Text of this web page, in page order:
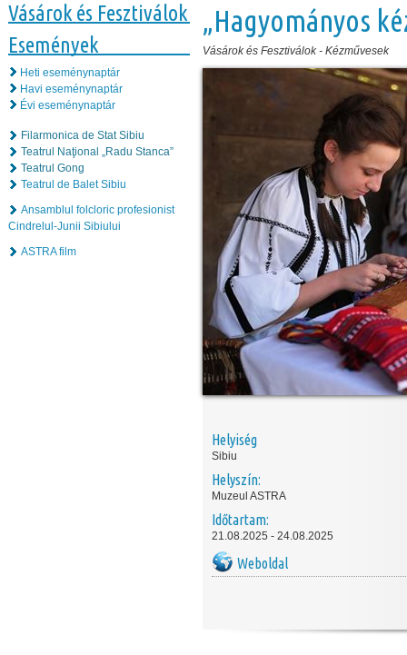
Vásárok és Fesztiválok
Események
Heti eseménynaptár
Havi eseménynaptár
Évi eseménynaptár
Filarmonica de Stat Sibiu
Teatrul Naţional „Radu Stanca”
Teatrul Gong
Teatrul de Balet Sibiu
Ansamblul folcloric profesionist
Cindrelul-Junii Sibiului
ASTRA film
„Hagyományos
Vásárok és Fesztiválok - Kézművesek
Helyiség
Sibiu
Helyszín:
Muzeul ASTRA
Időtartam:
21.08.2025 - 24.08.2025
Weboldal